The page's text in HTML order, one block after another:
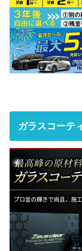
ガラスコーテ